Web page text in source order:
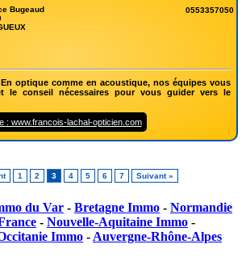
Bugeaud
0553357050
optique comme en acoustique, nos équipes vous
le conseil nécessaires pour vous guider vers le
: www.francois-lachal-opticien.com
1 2 3 4 5 6 7 Suivant »
du Var - Bretagne Immo - Normandie
- Nouvelle-Aquitaine Immo -
Immo - Auvergne-Rhône-Alpes